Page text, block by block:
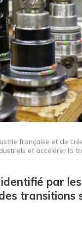
française et de
et accélérer la
par les